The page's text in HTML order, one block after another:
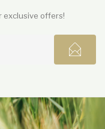
exclusive offers!